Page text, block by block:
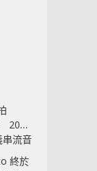
2027
串流音
終於